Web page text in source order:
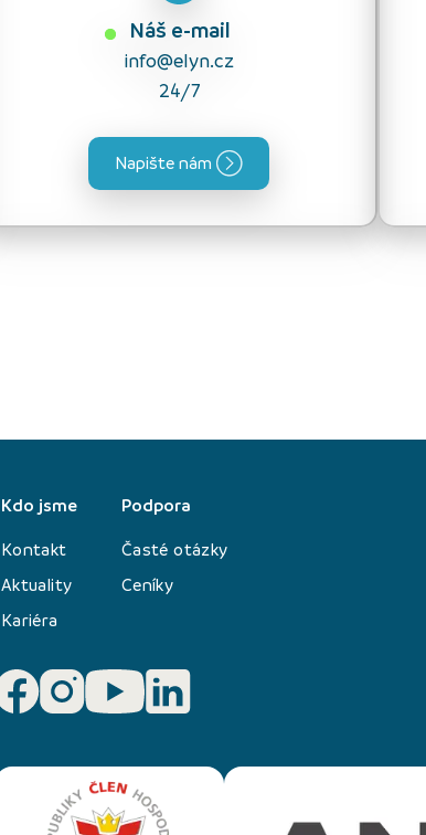
Náš e-mail
info@elyn.cz
24/7
Napište nám
Kdo jsme
Kontakt
Aktuality
Kariéra
Podpora
Časté otázky
Ceníky